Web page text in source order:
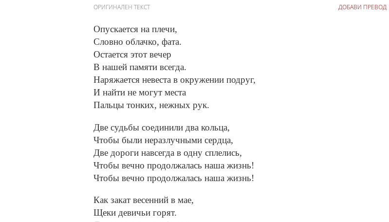
ОРИГИНАЛЕН ТЕКСТ
Опускается на плечи,
Словно облачко, фата.
Остается этот вечер
В нашей памяти всегда.
Наряжается невеста в окружении подруг,
И найти не могут места
Пальцы тонких, нежных рук.
Две судьбы соединили два кольца,
Чтобы были неразлучными сердца,
Две дороги навсегда в одну сплелись,
Чтобы вечно продолжалась наша жизнь!
Чтобы вечно продолжалась наша жизнь!
Как закат весенний в мае,
Щеки девичьи горят.
ДОБАВИ ПРЕВОД